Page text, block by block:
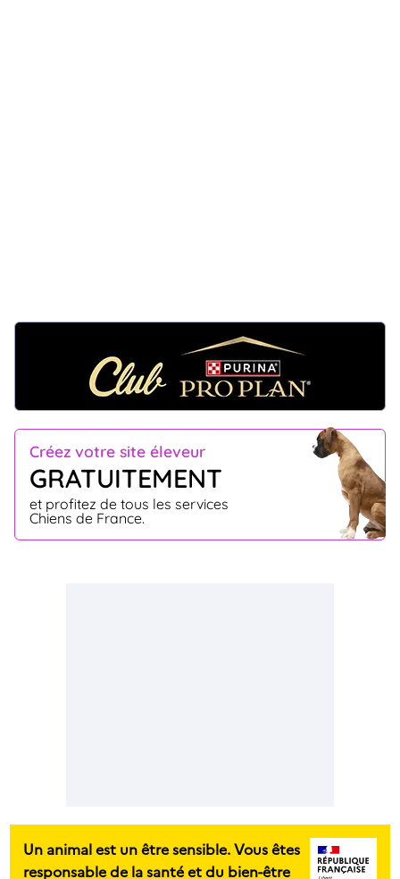
Créez votre site éleveur
GRATUITEMENT
et profitez de tous les services
Chiens de France.
Un animal est un être sensible. Vous êtes
responsable de la santé et du bien-être